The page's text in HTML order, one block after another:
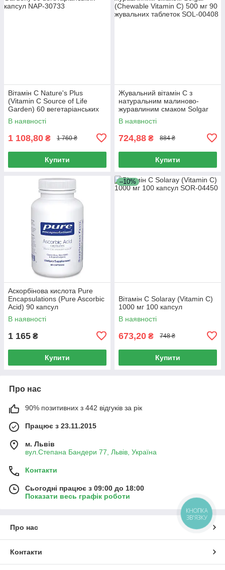
Вітамін С Nature's Plus
(Vitamin C Source of Life
Garden) 60 вегетаріанських
капсул
В наявності
1 108,80 ₴ 1 760 ₴
Купити
Жувальний вітамін C з
натуральним малиново-
журавлиним смаком Solgar
(Chewable Vitamin C) 500 мг
90 жувальних таблеток
В наявності
724,88 ₴ 884 ₴
Купити
Аскорбінова кислота Pure
Encapsulations (Pure Ascorbic
Acid) 90 капсул
В наявності
1 165 ₴
Купити
–10%
Вітамін С Solaray (Vitamin C)
1000 мг 100 капсул
В наявності
673,20 ₴ 748 ₴
Купити
Про нас
90% позитивних з 442 відгуків за рік
Працює з 23.11.2015
м. Львів
вул.Степана Бандери 77, Львів, Україна
Контакти
Сьогодні працює з 09:00 до 18:00
Показати весь графік роботи
Про нас
Контакти
КНОПКА
ЗВ'ЯЗКУ